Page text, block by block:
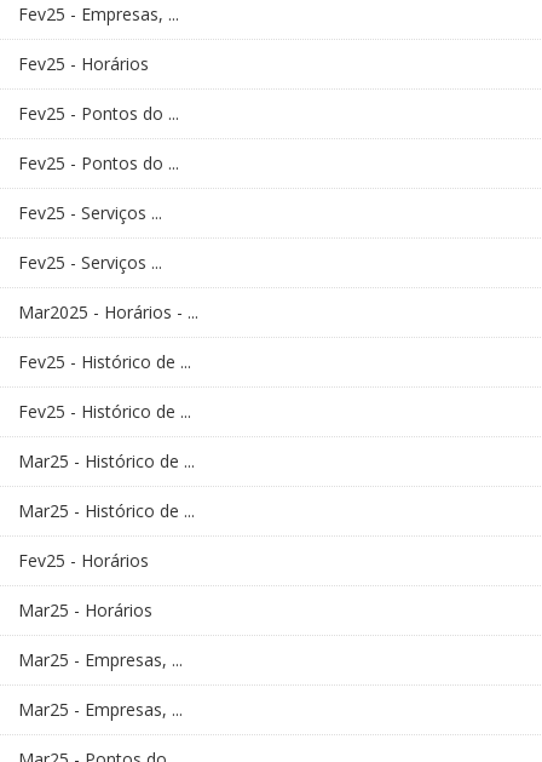
Fev25 - Empresas, ...
Fev25 - Horários
Fev25 - Pontos do ...
Fev25 - Pontos do ...
Fev25 - Serviços ...
Fev25 - Serviços ...
Mar2025 - Horários - ...
Fev25 - Histórico de ...
Fev25 - Histórico de ...
Mar25 - Histórico de ...
Mar25 - Histórico de ...
Fev25 - Horários
Mar25 - Horários
Mar25 - Empresas, ...
Mar25 - Empresas, ...